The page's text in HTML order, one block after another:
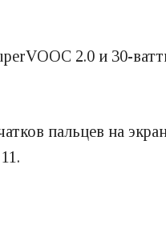
2.0 и 30-
пальцев на